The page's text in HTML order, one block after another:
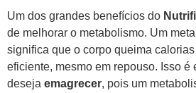
Um dos grandes benefícios do
de melhorar o metabolismo. Um
significa que o corpo queima
eficiente, mesmo em repouso. Isso é
deseja emagrecer, pois um